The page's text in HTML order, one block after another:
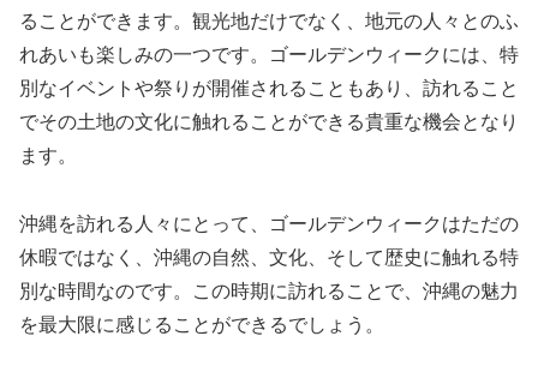
ることができます。観光地だけでなく、地元の人々とのふ
れあいも楽しみの一つです。ゴールデンウィークには、特
別なイベントや祭りが開催されることもあり、訪れること
でその土地の文化に触れることができる貴重な機会となり
ます。
沖縄を訪れる人々にとって、ゴールデンウィークはただの
休暇ではなく、沖縄の自然、文化、そして歴史に触れる特
別な時間なのです。この時期に訪れることで、沖縄の魅力
を最大限に感じることができるでしょう。